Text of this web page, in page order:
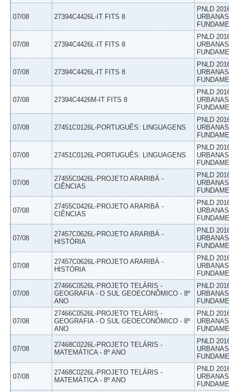
07/08 27394C4426L-IT FITS 8
PNLD
07/08 27394C4426L-IT FITS 8
PNLD
07/08 27394C4426L-IT FITS 8
PNLD
07/08 27394C4426M-IT FITS 8
PNLD
07/08 27451C0126L-PORTUGUÊS: LINGUAGENS
PNLD
07/08 27451C0126L-PORTUGUÊS: LINGUAGENS
PNLD
07/08
27455C0426L-PROJETO ARARIBÁ -
CIÊNCIAS
PNLD
07/08
27455C0426L-PROJETO ARARIBÁ -
CIÊNCIAS
PNLD
07/08
27457C0626L-PROJETO ARARIBÁ -
HISTÓRIA
PNLD
07/08
27457C0626L-PROJETO ARARIBÁ -
HISTÓRIA
PNLD
07/08
27466C0526L-PROJETO TELÁRIS -
GEOGRAFIA - O SUL GEOECONÔMICO - 8º
ANO
PNLD
07/08
27466C0526L-PROJETO TELÁRIS -
GEOGRAFIA - O SUL GEOECONÔMICO - 8º
ANO
PNLD
07/08
27468C0226L-PROJETO TELÁRIS -
MATEMÁTICA - 8º ANO
PNLD
07/08
27468C0226L-PROJETO TELÁRIS -
MATEMÁTICA - 8º ANO
PNLD